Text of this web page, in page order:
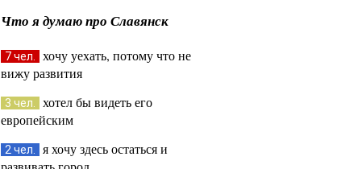
Что я думаю про Славянск
7 чел.
хочу уехать, потому что не
вижу развития
3 чел.
хотел бы видеть его
европейским
2 чел.
я хочу здесь остаться и